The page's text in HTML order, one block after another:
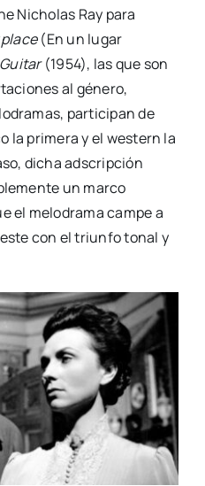
Nicholas Ray para
(En un lugar
(1954), las que son
al género,
participan de
la primera y el western la
dicha adscripción
un marco
el melodrama campe a
con el triunfo tonal y